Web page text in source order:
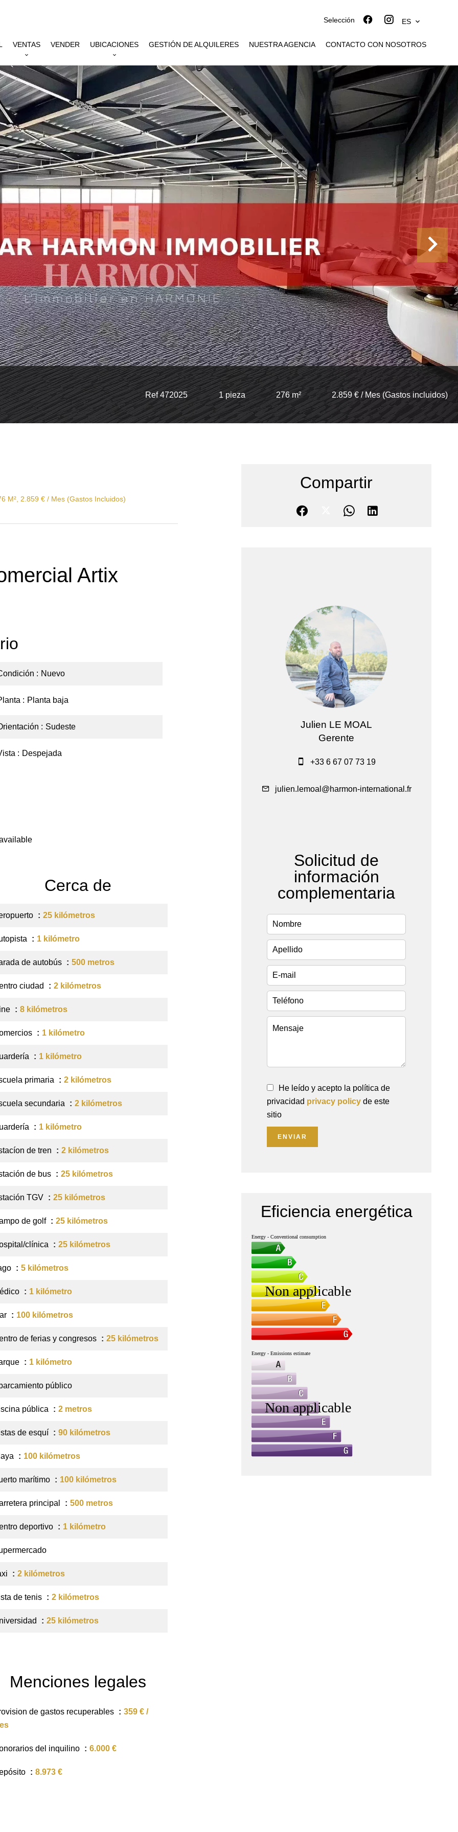
Selección ES
VENTAS VENDER UBICACIONES GESTIÓN DE ALQUILERES NUESTRA AGENCIA CONTACTO CON NOSOTROS
Ref 472025 1 pieza 276 m² 2.859 € / Mes (Gastos incluidos)
M², 2.859 € / Mes (Gastos Incluidos)
Artix
Nuevo
Planta baja
Sudeste
Despejada
Cerca de
25 kilómetros
1 kilómetro
de autobús 500 metros
ciudad 2 kilómetros
8 kilómetros
1 kilómetro
1 kilómetro
primaria 2 kilómetros
secundaria 2 kilómetros
1 kilómetro
de tren 2 kilómetros
de bus 25 kilómetros
TGV 25 kilómetros
de golf 25 kilómetros
clínica 25 kilómetros
5 kilómetros
1 kilómetro
100 kilómetros
de ferias y congresos 25 kilómetros
1 kilómetro
público
pública 2 metros
de esquí 90 kilómetros
100 kilómetros
marítimo 100 kilómetros
principal 500 metros
deportivo 1 kilómetro
2 kilómetros
de tenis 2 kilómetros
25 kilómetros
Menciones legales
de gastos recuperables
359 € /
del inquilino 6.000 €
8.973 €
Compartir
Julien LE MOAL
Gerente
+33 6 67 07 73 19
julien.lemoal@harmon-international.fr
Solicitud de
información
complementaria
He leído y acepto la política de
privacidad privacy policy de este
sitio
ENVIAR
Eficiencia energética